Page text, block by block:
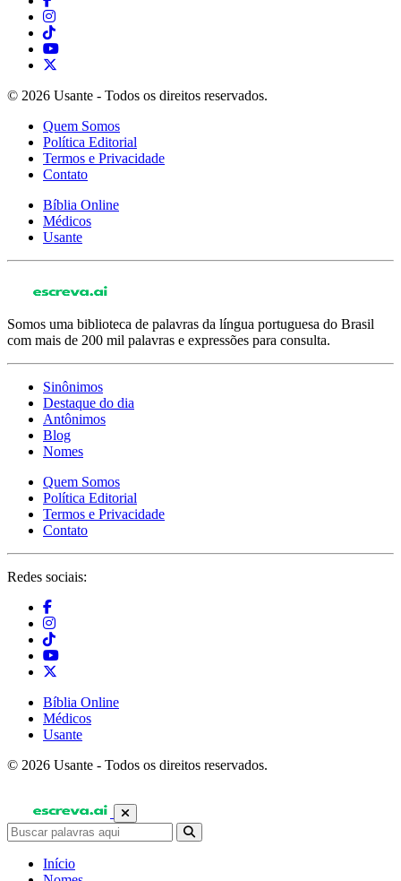
© 2026 Usante - Todos os direitos reservados.
Quem Somos
Política Editorial
Termos e Privacidade
Contato
Bíblia Online
Médicos
Usante
Somos uma biblioteca de palavras da língua portuguesa do Brasil
com mais de 200 mil palavras e expressões para consulta.
Sinônimos
Destaque do dia
Antônimos
Blog
Nomes
Quem Somos
Política Editorial
Termos e Privacidade
Contato
Redes sociais:
Bíblia Online
Médicos
Usante
© 2026 Usante - Todos os direitos reservados.
Início